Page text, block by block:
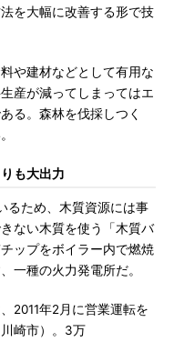
を大幅に改善する形で技
や建材などとして有用な
産が減ってしまってはエ
る。森林を伐採しつく
も大出力
るため、木質資源には事
ない木質を使う「木質バ
ップをボイラー内で燃焼
一種の火力発電所だ。
2011年2月に営業運転を
崎市）。3万